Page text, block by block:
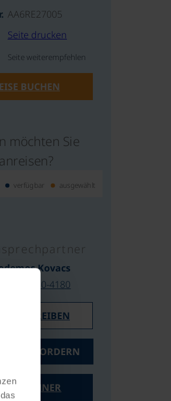
AA6RE27005
Seite drucken
Seite weiterempfehlen
BUCHEN
möchten Sie
anreisen?
verfügbar ausgewählt
Kovacs
732/2080-4180
SCHREIBEN
ANFORDERN